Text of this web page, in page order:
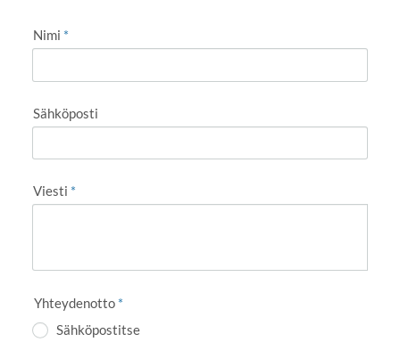
Nimi *
Sähköposti
Viesti *
Yhteydenotto*
Sähköpostitse